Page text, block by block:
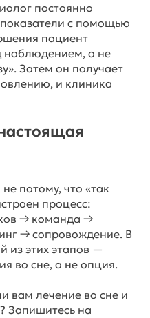
постоянно
с помощью
пациент
наблюдением, а не
Затем он получает
и клиника
потому, что «так
процесс:
→ команда →
→ сопровождение. В
из этих этапов —
во сне, а не опция.
вам лечение во сне и
Запишитесь на